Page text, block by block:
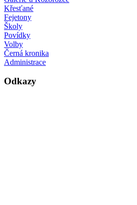
Křesťané
Fejetony
Školy
Povídky
Volby
Černá kronika
Administrace
Odkazy